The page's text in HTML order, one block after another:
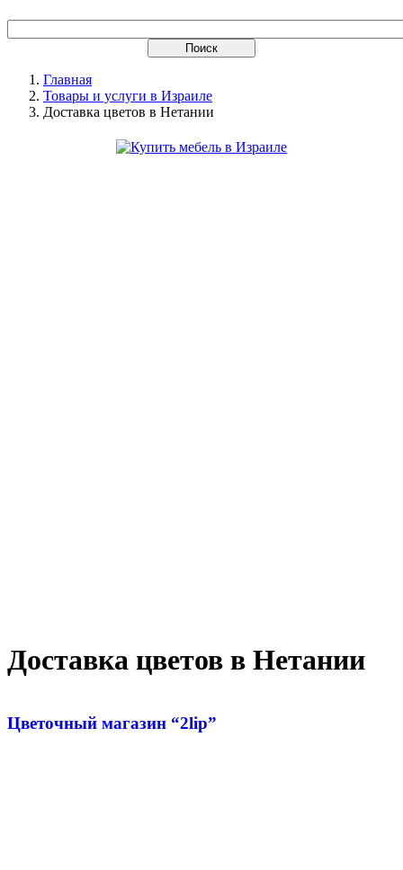
Главная
Товары и услуги в Израиле
Доставка цветов в Нетании
Доставка цветов в Нетании
Цветочный магазин “2lip”